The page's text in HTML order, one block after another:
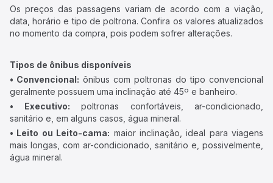
Os preços das passagens variam de acordo com a viação,
data, horário e tipo de poltrona. Confira os valores atualizados
no momento da compra, pois podem sofrer alterações.
Tipos de ônibus disponíveis
• Convencional: ônibus com poltronas do tipo convencional
geralmente possuem uma inclinação até 45º e banheiro.
• Executivo: poltronas confortáveis, ar-condicionado,
sanitário e, em alguns casos, água mineral.
• Leito ou Leito-cama: maior inclinação, ideal para viagens
mais longas, com ar-condicionado, sanitário e, possivelmente,
água mineral.